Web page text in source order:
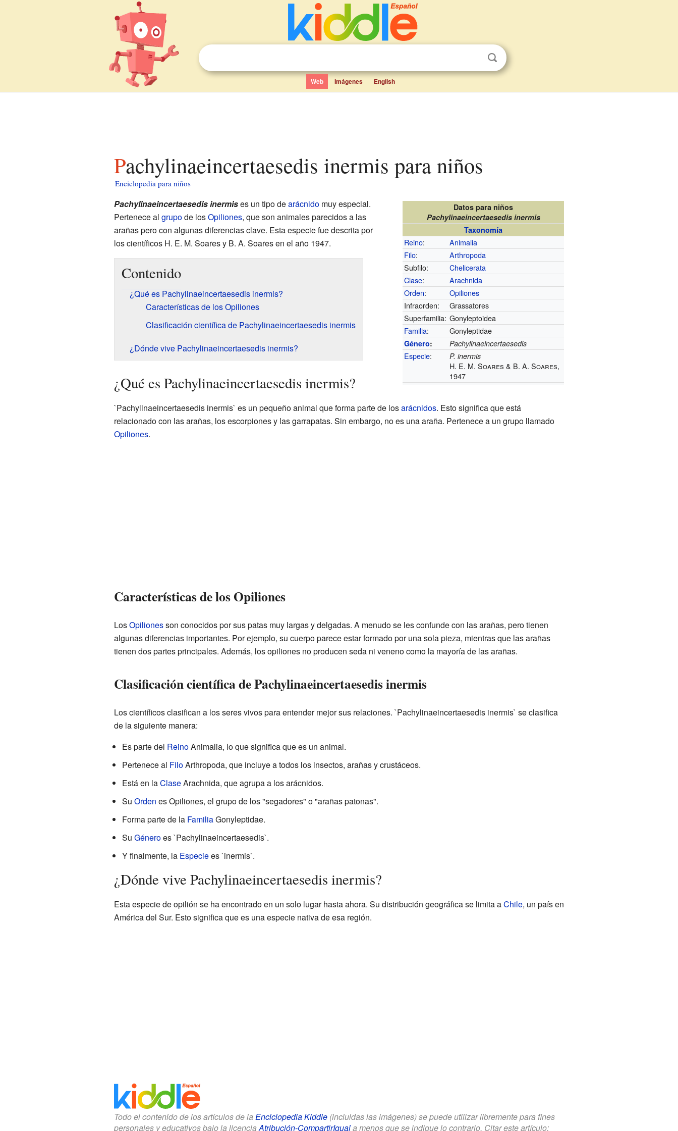
Web Imágenes English
Pachylinaeincertaesedis inermis para niños
Enciclopedia para niños
Datos para niños
Pachylinaeincertaesedis inermis
Taxonomía
Reino:
Animalia
Filo:
Arthropoda
Subfilo:
Chelicerata
Clase:
Arachnida
Orden:
Opiliones
Infraorden:
Grassatores
Superfamilia: Gonyleptoidea
Familia: Gonyleptidae
Género: Pachylinaeincertaesedis
Especie: P. inermis
H. E. M. Soares & B. A. Soares,
1947
Pachylinaeincertaesedis inermises un tipo dearácnidomuy especial.
Pertenece al grupode losOpiliones, que son animales parecidos a las
arañas pero con algunas diferencias clave. Esta especie fue descrita por
los científicos H. E. M. Soares y B. A. Soares en el año 1947.
Contenido
¿Qué es Pachylinaeincertaesedis inermis?
Características de los Opiliones
Clasificación científica de Pachylinaeincertaesedis inermis
¿Dónde vive Pachylinaeincertaesedis inermis?
¿Qué es Pachylinaeincertaesedis inermis?
`Pachylinaeincertaesedis inermis` es un pequeño animal que forma parte de losarácnidos. Esto significa que está
relacionado con las arañas, los escorpiones y las garrapatas. Sin embargo, no es una araña. Pertenece a un grupo llamado
Opiliones.
Características de los Opiliones
LosOpilionesson conocidos por sus patas muy largas y delgadas. A menudo se les confunde con las arañas, pero tienen
algunas diferencias importantes. Por ejemplo, su cuerpo parece estar formado por una sola pieza, mientras que las arañas
tienen dos partes principales. Además, los opiliones no producen seda ni veneno como la mayoría de las arañas.
Clasificación científica de Pachylinaeincertaesedis inermis
Los científicos clasifican a los seres vivos para entender mejor sus relaciones. `Pachylinaeincertaesedis inermis` se clasifica
de la siguiente manera:
Es parte del ReinoAnimalia, lo que significa que es un animal.
Pertenece al FiloArthropoda, que incluye a todos los insectos, arañas y crustáceos.
Está en laClaseArachnida, que agrupa a los arácnidos.
Su Orden es Opiliones, el grupo de los "segadores" o "arañas patonas".
Forma parte de la FamiliaGonyleptidae.
Su Géneroes `Pachylinaeincertaesedis`.
Y finalmente, la Especiees `inermis`.
¿Dónde vive Pachylinaeincertaesedis inermis?
Esta especie de opilión se ha encontrado en un solo lugar hasta ahora. Su distribución geográfica se limita aChile, un país en
América del Sur. Esto significa que es una especie nativa de esa región.
Todo el contenido de los artículos de la Enciclopedia Kiddle(incluidas las imágenes) se puede utilizar libremente para fines
personales y educativos bajo la licenciaAtribución-CompartirIguala menos que se indique lo contrario. Citar este artículo: